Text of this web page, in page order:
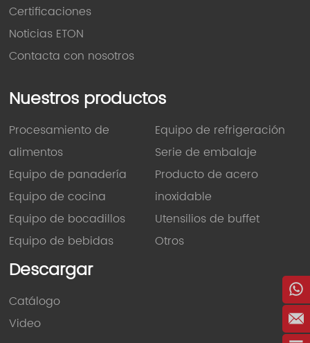
Certificaciones
Noticias ETON
Contacta con nosotros
Nuestros productos
Procesamiento de
alimentos
Equipo de panadería
Equipo de cocina
Equipo de bocadillos
Equipo de bebidas
Equipo de refrigeración
Serie de embalaje
Producto de acero
inoxidable
Utensilios de buffet
Otros
Descargar
Catálogo
Video